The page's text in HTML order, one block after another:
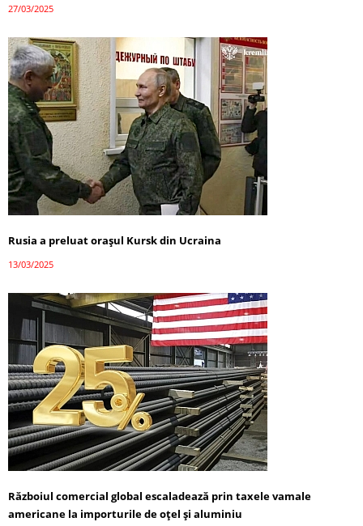
27/03/2025
Rusia a preluat orașul Kursk din Ucraina
13/03/2025
Războiul comercial global escaladează prin taxele vamale
americane la importurile de oțel și aluminiu